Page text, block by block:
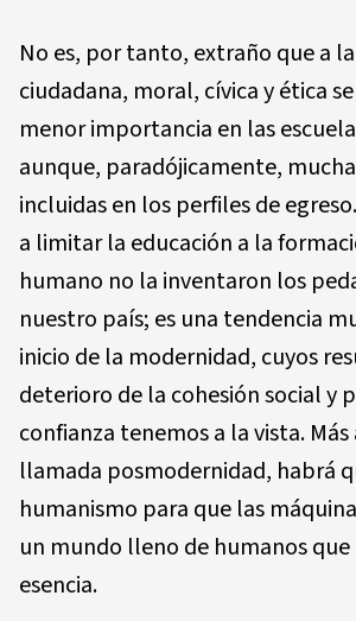
No es, por tanto, extraño que a
ciudadana, moral, cívica y ética
menor importancia en las
aunque, paradójicamente,
incluidas en los perfiles de
a limitar la educación a la
humano no la inventaron los
nuestro país; es una tendencia
inicio de la modernidad, cuyos
deterioro de la cohesión social y
confianza tenemos a la vista.
llamada posmodernidad, habrá
humanismo para que las
un mundo lleno de humanos
esencia.